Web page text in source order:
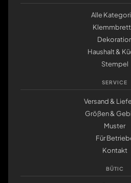
Alle
Haushalt &
Stempel
SERVICE
Versand &
Größen &
Muster
Für
Kontakt
BÜTIC